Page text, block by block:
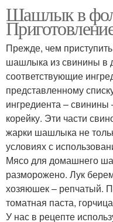
Шашлык в
Прежде, чем
шашлыка из свинины в
соответствующие
представленному
ингредиента –
корейку. Эти части
жарки шашлыка не
условиях с
Мясо для домашнего
разморожено. Лук
хозяюшек – репчатый.
томатная паста,
У нас в рецепте